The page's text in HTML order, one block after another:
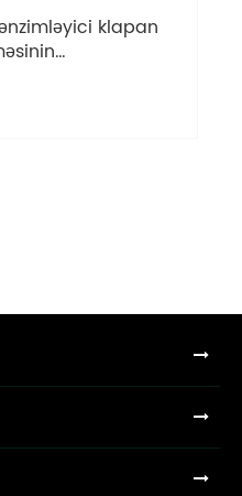
klapan